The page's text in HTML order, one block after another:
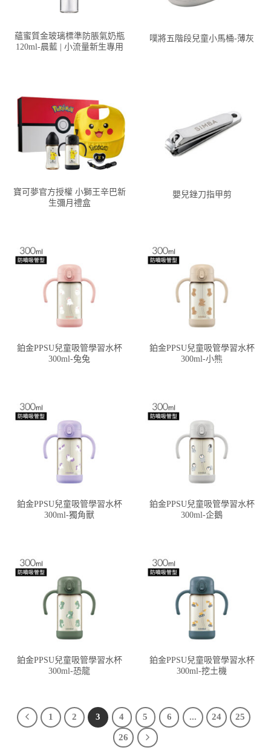
蘊蜜質金玻璃標準防脹氣奶瓶
120ml-晨藍 | 小流量新生專用
噗將五階段兒童小馬桶-薄灰
寶可夢官方授權 小獅王辛巴新
生彌月禮盒
嬰兒銼刀指甲剪
鉑金PPSU兒童吸管學習水杯
300ml-兔兔
鉑金PPSU兒童吸管學習水杯
300ml-小熊
鉑金PPSU兒童吸管學習水杯
300ml-獨角獸
鉑金PPSU兒童吸管學習水杯
300ml-企鵝
鉑金PPSU兒童吸管學習水杯
300ml-恐龍
鉑金PPSU兒童吸管學習水杯
300ml-挖土機
1 2 3 4 5 6 ... 24 25
26